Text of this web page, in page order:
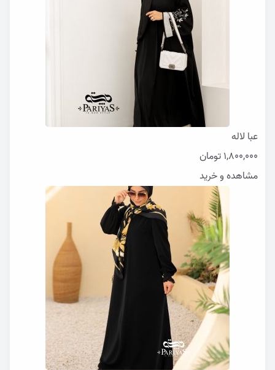
عبا لاله
1,800,000تومان
مشاهده و خرید